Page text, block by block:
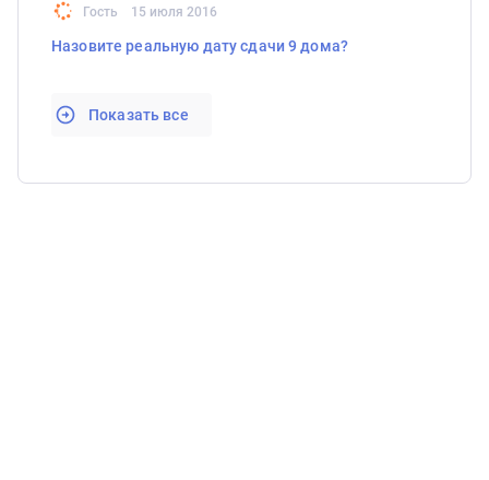
Гость 15 июля 2016
Назовите реальную дату сдачи 9 дома?
Показать все